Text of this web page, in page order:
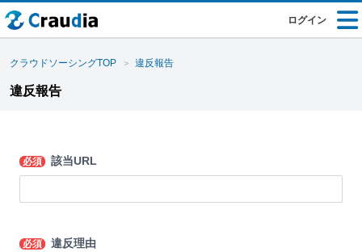
ログイン
クラウドソーシングTOP 違反報告
違反報告
必須 該当URL
必須 違反理由